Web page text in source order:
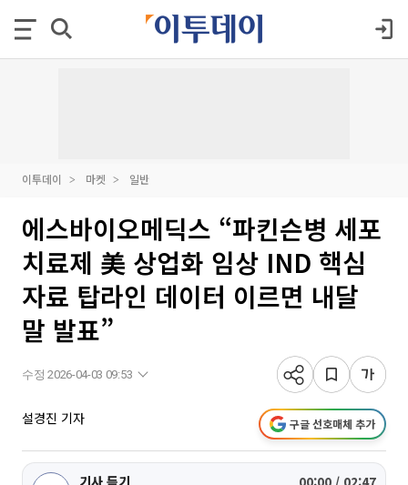
이투데이 마켓 일반
에스바이오메딕스 “파킨슨병 세포
치료제 美 상업화 임상 IND 핵심
자료 탑라인 데이터 이르면 내달
말 발표”
수정 2026-04-03 09:53
설경진 기자 구글 선호매체 추가
기사 듣기